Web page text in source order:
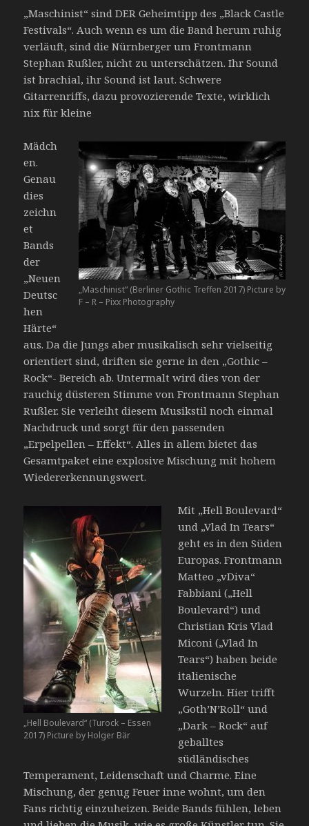
„Maschinist“ sind DER Geheimtipp des „Black Castle
Festivals“. Auch wenn es um die Band herum ruhig
verläuft, sind die Nürnberger um Frontmann
Stephan Rußler, nicht zu unterschätzen. Ihr Sound
ist brachial, ihr Sound ist laut. Schwere
Gitarrenriffs, dazu provozierende Texte, wirklich
nix für kleine
„Maschinist“ (Berliner Gothic Treffen 2017) Picture by
F – R – Pixx Photography
Mädch
en.
Genau
dies
zeichn
et
Bands
der
„Neuen
Deutsc
hen
Härte“
aus. Da die Jungs aber musikalisch sehr vielseitig
orientiert sind, driften sie gerne in den „Gothic –
Rock“- Bereich ab. Untermalt wird dies von der
rauchig düsteren Stimme von Frontmann Stephan
Rußler. Sie verleiht diesem Musikstil noch einmal
Nachdruck und sorgt für den passenden
„Erpelpellen – Effekt“. Alles in allem bietet das
Gesamtpaket eine explosive Mischung mit hohem
Wiedererkennungswert.
„Hell Boulevard“ (Turock – Essen
2017) Picture by Holger Bär
Mit „Hell Boulevard“
und „Vlad In Tears“
geht es in den Süden
Europas. Frontmann
Matteo „vDiva“
Fabbiani („Hell
Boulevard“) und
Christian Kris Vlad
Miconi („Vlad In
Tears“) haben beide
italienische
Wurzeln. Hier trifft
„Goth’N’Roll“ und
„Dark – Rock“ auf
geballtes
südländisches
Temperament, Leidenschaft und Charme. Eine
Mischung, der genug Feuer inne wohnt, um den
Fans richtig einzuheizen. Beide Bands fühlen, leben